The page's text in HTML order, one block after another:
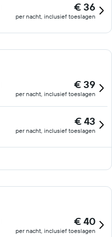
€ 36
per nacht, inclusief toeslagen
€ 39
per nacht, inclusief toeslagen
€ 43
per nacht, inclusief toeslagen
€ 40
per nacht, inclusief toeslagen